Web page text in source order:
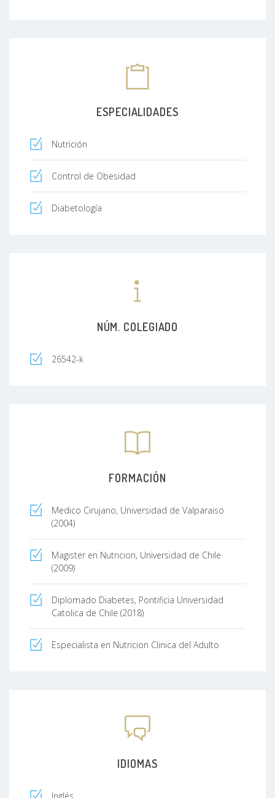
ESPECIALIDADES
Nutrición
Control de Obesidad
Diabetología
NÚM. COLEGIADO
26542-k
FORMACIÓN
Medico Cirujano, Universidad de Valparaiso
(2004)
Magister en Nutricion, Universidad de Chile
(2009)
Diplomado Diabetes, Pontificia Universidad
Catolica de Chile (2018)
Especialista en Nutricion Clinica del Adulto
IDIOMAS